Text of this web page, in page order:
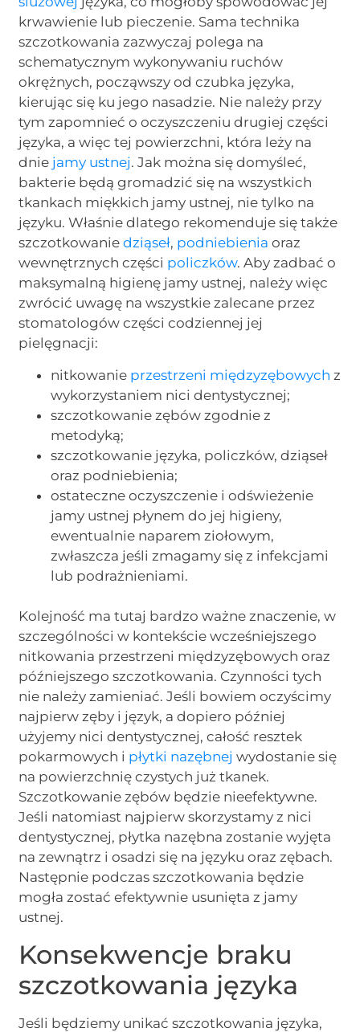
krwawienie lub pieczenie. Sama technika
szczotkowania zazwyczaj polega na
schematycznym wykonywaniu ruchów
okrężnych, począwszy od czubka języka,
kierując się ku jego nasadzie. Nie należy przy
tym zapomnieć o oczyszczeniu drugiej części
języka, a więc tej powierzchni, która leży na
dnie jamy ustnej. Jak można się domyśleć,
bakterie będą gromadzić się na wszystkich
tkankach miękkich jamy ustnej, nie tylko na
języku. Właśnie dlatego rekomenduje się także
szczotkowaniedziąseł, podniebienia oraz
wewnętrznych części policzków. Aby zadbać o
maksymalną higienę jamy ustnej, należy więc
zwrócić uwagę na wszystkie zalecane przez
stomatologów części codziennej jej
pielęgnacji:
nitkowanie przestrzeni międzyzębowych z
wykorzystaniem nici dentystycznej;
szczotkowanie zębów zgodnie z
metodyką;
szczotkowanie języka, policzków, dziąseł
oraz podniebienia;
ostateczne oczyszczenie i odświeżenie
jamy ustnej płynem do jej higieny,
ewentualnie naparem ziołowym,
zwłaszcza jeśli zmagamy się z infekcjami
lub podrażnieniami.
Kolejność ma tutaj bardzo ważne znaczenie, w
szczególności w kontekście wcześniejszego
nitkowania przestrzeni międzyzębowych oraz
późniejszego szczotkowania. Czynności tych
nie należy zamieniać. Jeśli bowiem oczyścimy
najpierw zęby i język, a dopiero później
użyjemy nici dentystycznej, całość resztek
pokarmowych i płytki nazębnej wydostanie się
na powierzchnię czystych już tkanek.
Szczotkowanie zębów będzie nieefektywne.
Jeśli natomiast najpierw skorzystamy z nici
dentystycznej, płytka nazębna zostanie wyjęta
na zewnątrz i osadzi się na języku oraz zębach.
Następnie podczas szczotkowania będzie
mogła zostać efektywnie usunięta z jamy
ustnej.
Konsekwencje braku
szczotkowania języka
Jeśli będziemy unikać szczotkowania języka,